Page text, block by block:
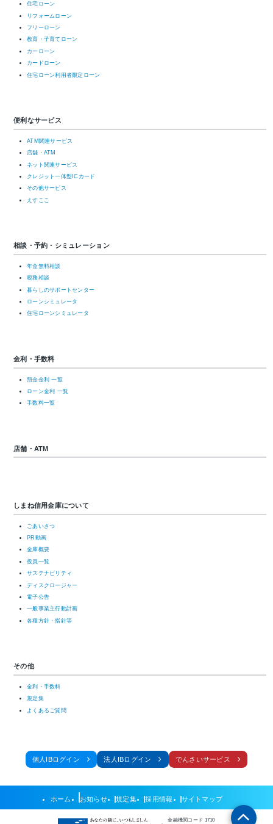
住宅ローン
リフォームローン
フリーローン
教育・子育てローン
カーローン
カードローン
住宅ローン利用者限定ローン
便利なサービス
ATM関連サービス
店舗・ATM
ネット関連サービス
クレジット一体型ICカード
その他サービス
えすここ
相談・予約・シミュレーション
年金無料相談
税務相談
暮らしのサポートセンター
ローンシミュレータ
住宅ローンシミュレータ
金利・手数料
預金金利 一覧
ローン金利 一覧
手数料一覧
店舗・ATM
しまね信用金庫について
ごあいさつ
PR動画
金庫概要
役員一覧
サステナビリティ
ディスクロージャー
電子公告
一般事業主行動計画
各種方針・指針等
その他
金利・手数料
規定集
よくあるご質問
個人IBログイン 法人IBログイン でんさいサービス
ホーム お知らせ 規定集 採用情報 サイトマップ
金融機関コード 1710